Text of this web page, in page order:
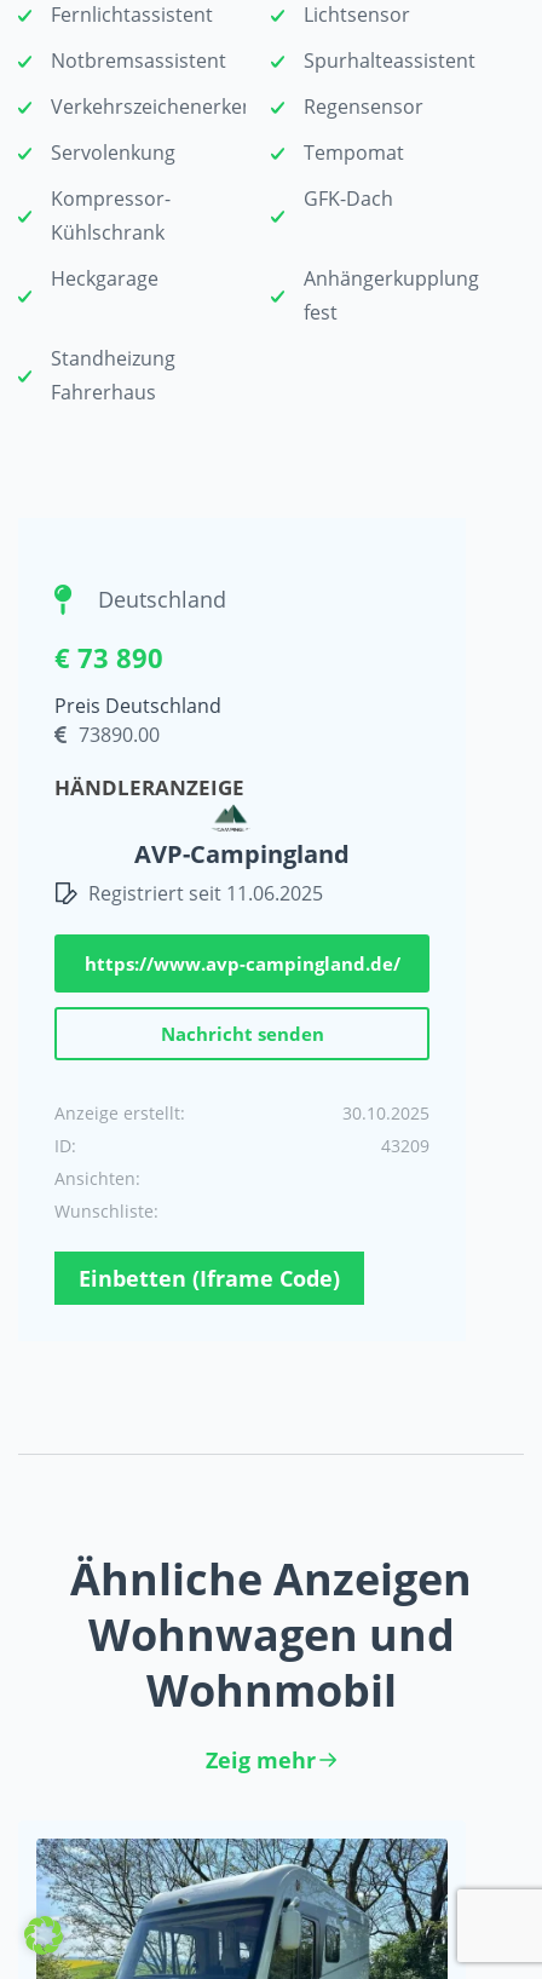
Fernlichtassistent
Lichtsensor
Notbremsassistent
Spurhalteassistent
Verkehrszeichenerkennung
Regensensor
Servolenkung
Tempomat
Kompressor-
Kühlschrank
GFK-Dach
Heckgarage
Anhängerkupplung
fest
Standheizung
Fahrerhaus
Deutschland
€ 73 890
Preis Deutschland
73890.00
HÄNDLERANZEIGE
AVP-Campingland
Registriert seit 11.06.2025
https://www.avp-campingland.de/
Nachricht senden
Anzeige erstellt:
30.10.2025
ID:
43209
Ansichten:
Wunschliste:
Einbetten (Iframe Code)
Ähnliche Anzeigen
Wohnwagen und
Wohnmobil
Zeig mehr